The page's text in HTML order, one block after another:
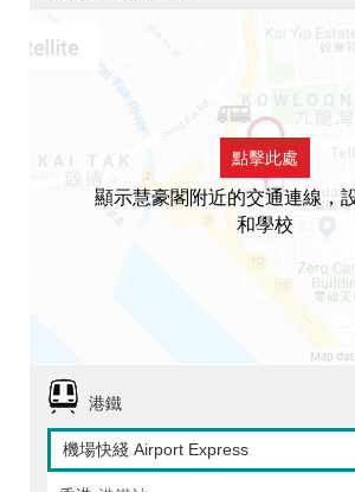
點擊此處
顯示慧豪閣附近的交通連線，
和學校
港鐵
機場快綫 Airport Express